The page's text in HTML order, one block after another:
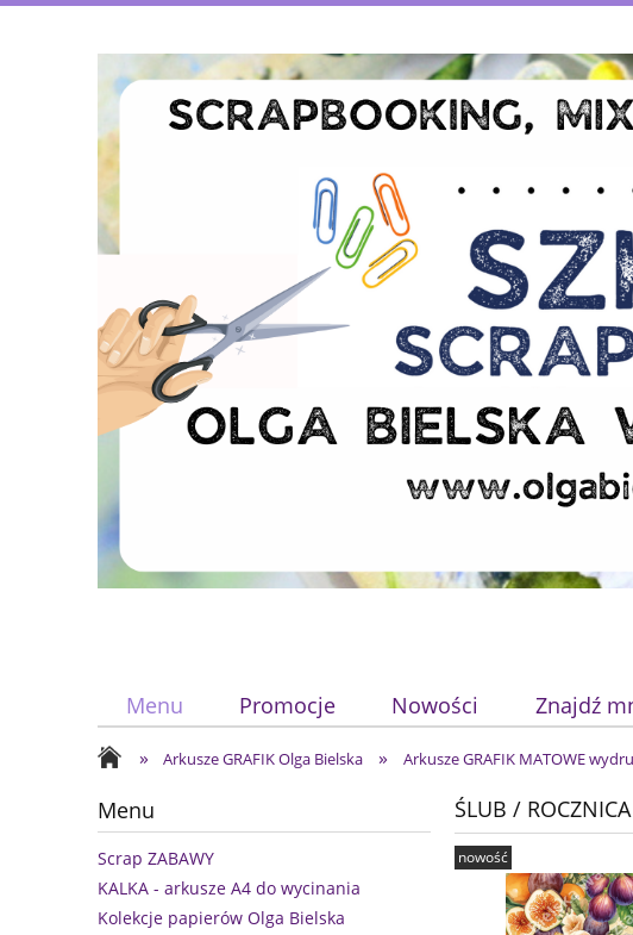
Menu Promocje Nowości Znajdź
» Arkusze GRAFIK Olga Bielska » Arkusze GRAFIK MATOWE
Menu
Scrap ZABAWY
KALKA - arkusze A4 do wycinania
Kolekcje papierów Olga Bielska
ŚLUB /
nowość